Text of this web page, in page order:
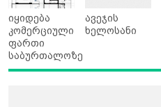
იყიდება
კომერციული
ფართი
საბურთალოზე
ავეჯის
ხელოსანი